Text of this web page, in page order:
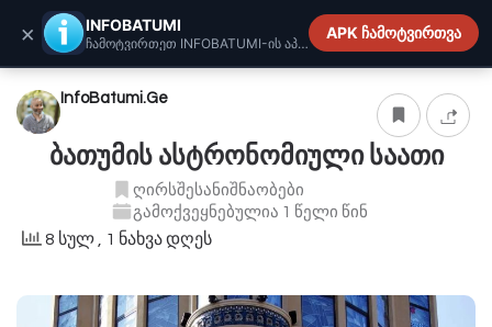
INFOBATUMI.GE
InfoBatumi.Ge
ბათუმის ასტრონომიული საათი
ღირსშესანიშნაობები
გამოქვეყნებულია 1 წელი წინ
8 სულ , 1 ნახვა დღეს
× INFOBATUMI
ჩამოტვირთეთ INFOBATUMI-ის აპლიკაცია
APK ჩამოტვირთვა